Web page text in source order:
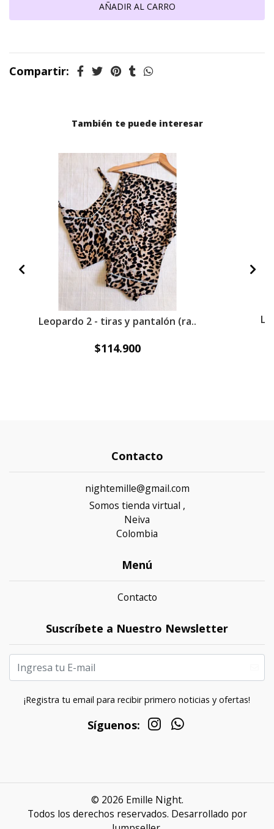
Compartir:
También te puede interesar
Leopardo 2 - tiras y pantalón (ra..
$114.900
Contacto
nightemille@gmail.com
Somos tienda virtual ,
Neiva
Colombia
Menú
Contacto
Suscríbete a Nuestro Newsletter
¡Registra tu email para recibir primero noticias y ofertas!
Síguenos:
© 2026 Emille Night.
Todos los derechos reservados. Desarrollado por